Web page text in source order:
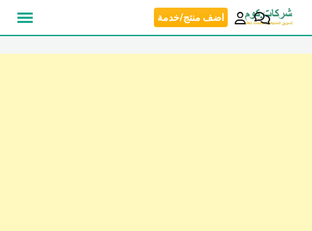
انتقل
اضف منتج/خدمة